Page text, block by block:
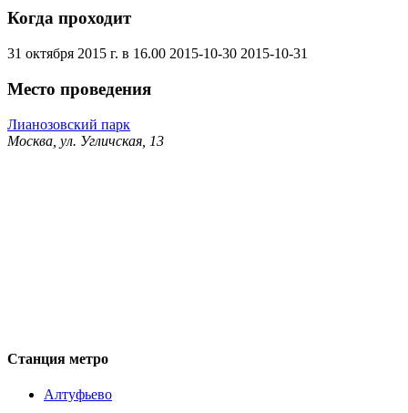
Когда проходит
31 октября 2015 г. в 16.00 2015-10-30 2015-10-31
Место проведения
Лианозовский парк
Москва, ул. Угличская, 13
Станция метро
Алтуфьево